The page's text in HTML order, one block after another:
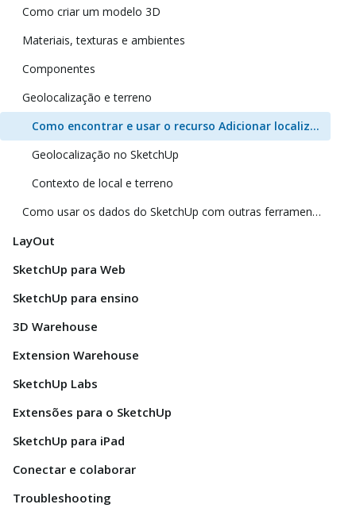
Como criar um modelo 3D
Materiais, texturas e ambientes
Componentes
Geolocalização e terreno
Como encontrar e usar o recurso Adicionar localização
Geolocalização no SketchUp
Contexto de local e terreno
Como usar os dados do SketchUp com outras ferramentas e programas de modelagem
LayOut
SketchUp para Web
SketchUp para ensino
3D Warehouse
Extension Warehouse
SketchUp Labs
Extensões para o SketchUp
SketchUp para iPad
Conectar e colaborar
Troubleshooting